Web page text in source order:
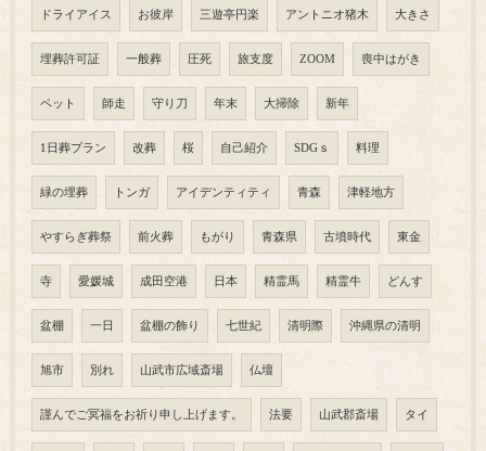
ドライアイス お彼岸 三遊亭円楽 アントニオ猪木 大きさ
埋葬許可証 一般葬 圧死 旅支度 ZOOM 喪中はがき
ペット 師走 守り刀 年末 大掃除 新年
1日葬プラン 改葬 桜 自己紹介 SDGｓ 料理
緑の埋葬 トンガ アイデンティティ 青森 津軽地方
やすらぎ葬祭 前火葬 もがり 青森県 古墳時代 東金
寺 愛媛城 成田空港 日本 精霊馬 精霊牛 どんす
盆棚 一日 盆棚の飾り 七世紀 清明際 沖縄県の清明
旭市 別れ 山武市広域斎場 仏壇
謹んでご冥福をお祈り申し上げます。 法要 山武郡斎場 タイ